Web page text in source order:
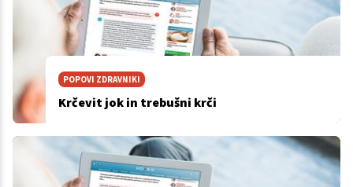
POPOVI ZDRAVNIKI
Krčevit jok in trebušni krči